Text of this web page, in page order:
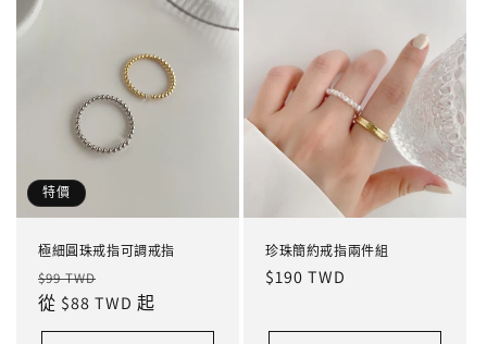
特價
極細圓珠戒指可調戒指
定
價
$99 TWD
價
從 $88 TWD 起
珍珠簡約戒指兩件組
定
$190 TWD